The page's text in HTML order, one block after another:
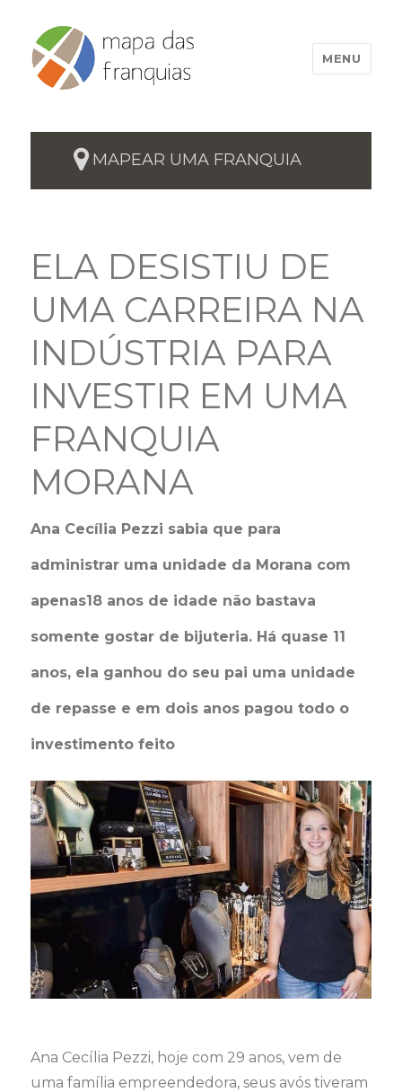
MENU
MAPEAR UMA FRANQUIA
ELA DESISTIU DE
UMA CARREIRA NA
INDÚSTRIA PARA
INVESTIR EM UMA
FRANQUIA
MORANA
Ana Cecília Pezzi sabia que para
administrar uma unidade da Morana com
apenas18 anos de idade não bastava
somente gostar de bijuteria. Há quase 11
anos, ela ganhou do seu pai uma unidade
de repasse e em dois anos pagou todo o
investimento feito
Ana Cecília Pezzi, hoje com 29 anos, vem de
uma família empreendedora, seus avós tiveram